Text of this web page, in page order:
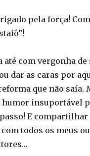
pela força!
até com vergonha
dar as caras por
que não saía.
humor insuportável
E compartilhar
todos os meus